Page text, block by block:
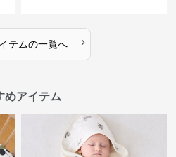
テムの一覧へ ›
めアイテム